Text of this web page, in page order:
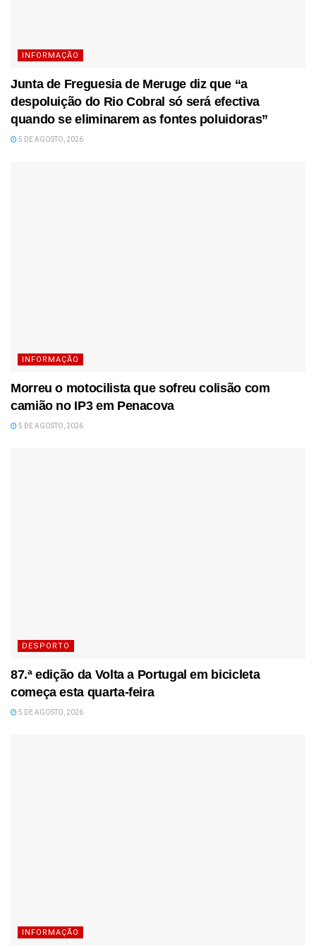
INFORMAÇÃO
Junta de Freguesia de Meruge diz que “a
despoluição do Rio Cobral só será efectiva
quando se eliminarem as fontes poluidoras”
5 DE AGOSTO, 2026
INFORMAÇÃO
Morreu o motocilista que sofreu colisão com
camião no IP3 em Penacova
5 DE AGOSTO, 2026
DESPORTO
87.ª edição da Volta a Portugal em bicicleta
começa esta quarta-feira
5 DE AGOSTO, 2026
INFORMAÇÃO